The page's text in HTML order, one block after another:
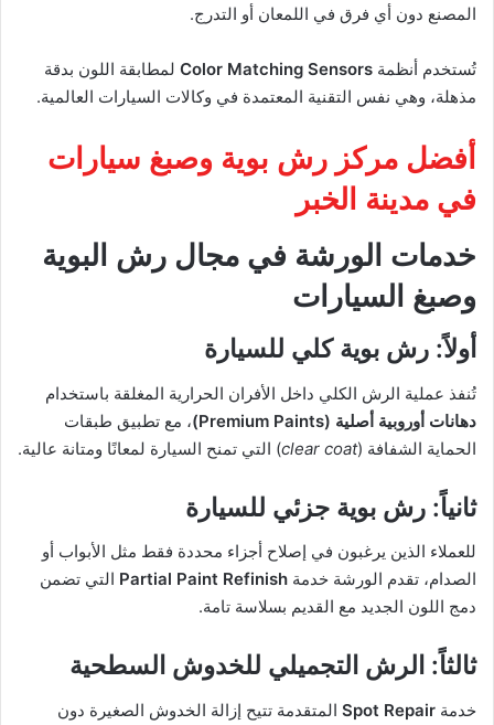
المصنع دون أي فرق في اللمعان أو التدرج.
تُستخدم أنظمة Color Matching Sensors لمطابقة اللون بدقة
مذهلة، وهي نفس التقنية المعتمدة في وكالات السيارات العالمية.
أفضل مركز رش بوية وصبغ سيارات
في مدينة الخبر
خدمات الورشة في مجال رش البوية
وصبغ السيارات
أولاً: رش بوية كلي للسيارة
تُنفذ عملية الرش الكلي داخل الأفران الحرارية المغلقة باستخدام
دهانات أوروبية أصلية (Premium Paints)
، مع تطبيق طبقات
الحماية الشفافة (clear coat) التي تمنح السيارة لمعانًا ومتانة عالية.
ثانياً: رش بوية جزئي للسيارة
للعملاء الذين يرغبون في إصلاح أجزاء محددة فقط مثل الأبواب أو
الصدام، تقدم الورشة خدمة Partial Paint Refinish التي تضمن
دمج اللون الجديد مع القديم بسلاسة تامة.
ثالثاً: الرش التجميلي للخدوش السطحية
خدمة Spot Repair المتقدمة تتيح إزالة الخدوش الصغيرة دون